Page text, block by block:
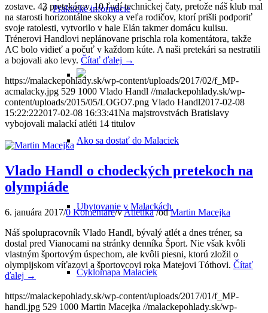
Praktické informácie
Ako sa dostať do Malaciek
Ubytovanie v Malackách
Cyklomapa Malaciek
zostave. 43 pretekárov, 10 ľudí technickej čaty, pretože náš klub mal
na starosti horizontálne skoky a veľa rodičov, ktorí prišli podporiť
svoje ratolesti, vytvorilo v hale Elán takmer domácu kulisu.
Trénerovi Handlovi neplánovane prischla rola komentátora, takže
AC bolo vidieť a počuť v každom kúte. A naši pretekári sa nestratili
a bojovali ako levy. Čítať ďalej →
https://malackepohlady.sk/wp-content/uploads/2017/02/f_MP-
acmalacky.jpg 529 1000 Vlado Handl //malackepohlady.sk/wp-
content/uploads/2015/05/LOGO7.png Vlado Handl2017-02-08
15:22:222017-02-08 16:33:41Na majstrovstvách Bratislavy
vybojovali malackí atléti 14 titulov
Vlado Handl o chodeckých pretekoch na
olympiáde
6. januára 2017/0 Komentáre/vAtletika /odMartin Macejka
Náš spolupracovník Vlado Handl, bývalý atlét a dnes tréner, sa
dostal pred Vianocami na stránky denníka Šport. Nie však kvôli
vlastným športovým úspechom, ale kvôli piesni, ktorú zložil o
olympijskom víťazovi a športovcovi roka Matejovi Tóthovi. Čítať
ďalej →
https://malackepohlady.sk/wp-content/uploads/2017/01/f_MP-
handl.jpg 529 1000 Martin Macejka //malackepohlady.sk/wp-